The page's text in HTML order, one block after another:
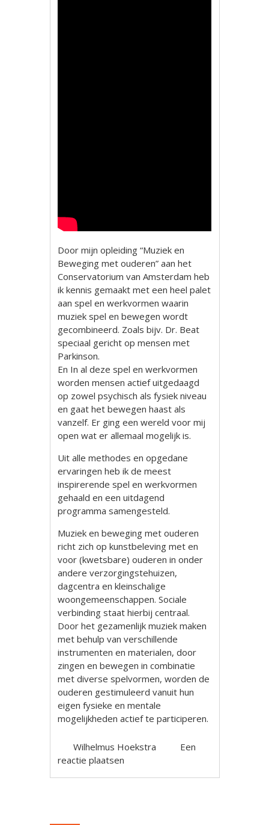
Door mijn opleiding “Muziek en
Beweging met ouderen” aan het
Conservatorium van Amsterdam heb
ik kennis gemaakt met een heel palet
aan spel en werkvormen waarin
muziek spel en bewegen wordt
gecombineerd. Zoals bijv. Dr. Beat
speciaal gericht op mensen met
Parkinson.
En In al deze spel en werkvormen
worden mensen actief uitgedaagd
op zowel psychisch als fysiek niveau
en gaat het bewegen haast als
vanzelf. Er ging een wereld voor mij
open wat er allemaal mogelijk is.
Uit alle methodes en opgedane
ervaringen heb ik de meest
inspirerende spel en werkvormen
gehaald en een uitdagend
programma samengesteld.
Muziek en beweging met ouderen
richt zich op kunstbeleving met en
voor (kwetsbare) ouderen in onder
andere verzorgingstehuizen,
dagcentra en kleinschalige
woongemeenschappen. Sociale
verbinding staat hierbij centraal.
Door het gezamenlijk muziek maken
met behulp van verschillende
instrumenten en materialen, door
zingen en bewegen in combinatie
met diverse spelvormen, worden de
ouderen gestimuleerd vanuit hun
eigen fysieke en mentale
mogelijkheden actief te participeren.
Wilhelmus Hoekstra
Een
reactie plaatsen